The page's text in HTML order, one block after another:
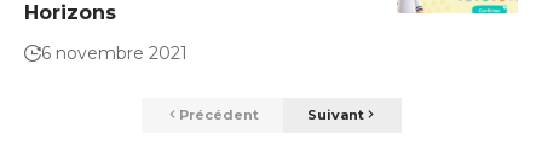
Horizons
6 novembre 2021
Précédent Suivant